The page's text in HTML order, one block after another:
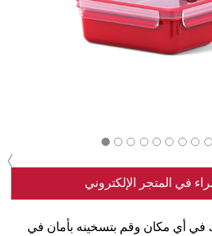
‹ في المتجر الإلكتروني
في أي مكان وقم بتسخينه بأمان في